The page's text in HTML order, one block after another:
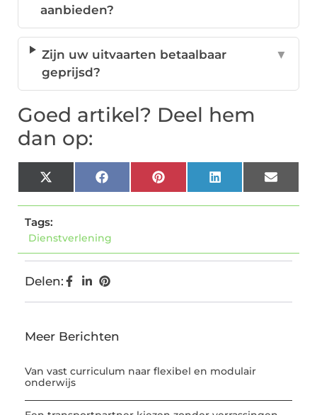
aanbieden?
Zijn uw uitvaarten betaalbaar
geprijsd?
▼
Goed artikel? Deel hem
dan op:
X
(Twitter)
FacebookPinterestLinkedInEmail
Tags:
Dienstverlening
Delen:
Meer Berichten
Van vast curriculum naar flexibel en modulair
onderwijs